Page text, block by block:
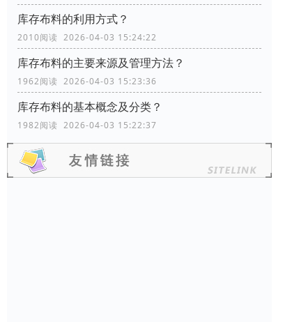
库存布料的利用方式？
2010阅读 2026-04-03 15:24:22
库存布料的主要来源及管理方法？
1962阅读 2026-04-03 15:23:36
库存布料的基本概念及分类？
1982阅读 2026-04-03 15:22:37